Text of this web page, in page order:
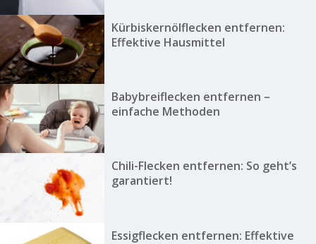
Kürbiskernölflecken entfernen:
Effektive Hausmittel
Babybreiflecken entfernen –
einfache Methoden
Chili-Flecken entfernen: So geht’s
garantiert!
Essigflecken entfernen: Effektive